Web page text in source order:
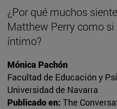
¿Por qué muchos
Matthew Perry como
íntimo?
Mónica Pachón
Facultad de Educación y
Universidad de Navarra
Publicado en: The